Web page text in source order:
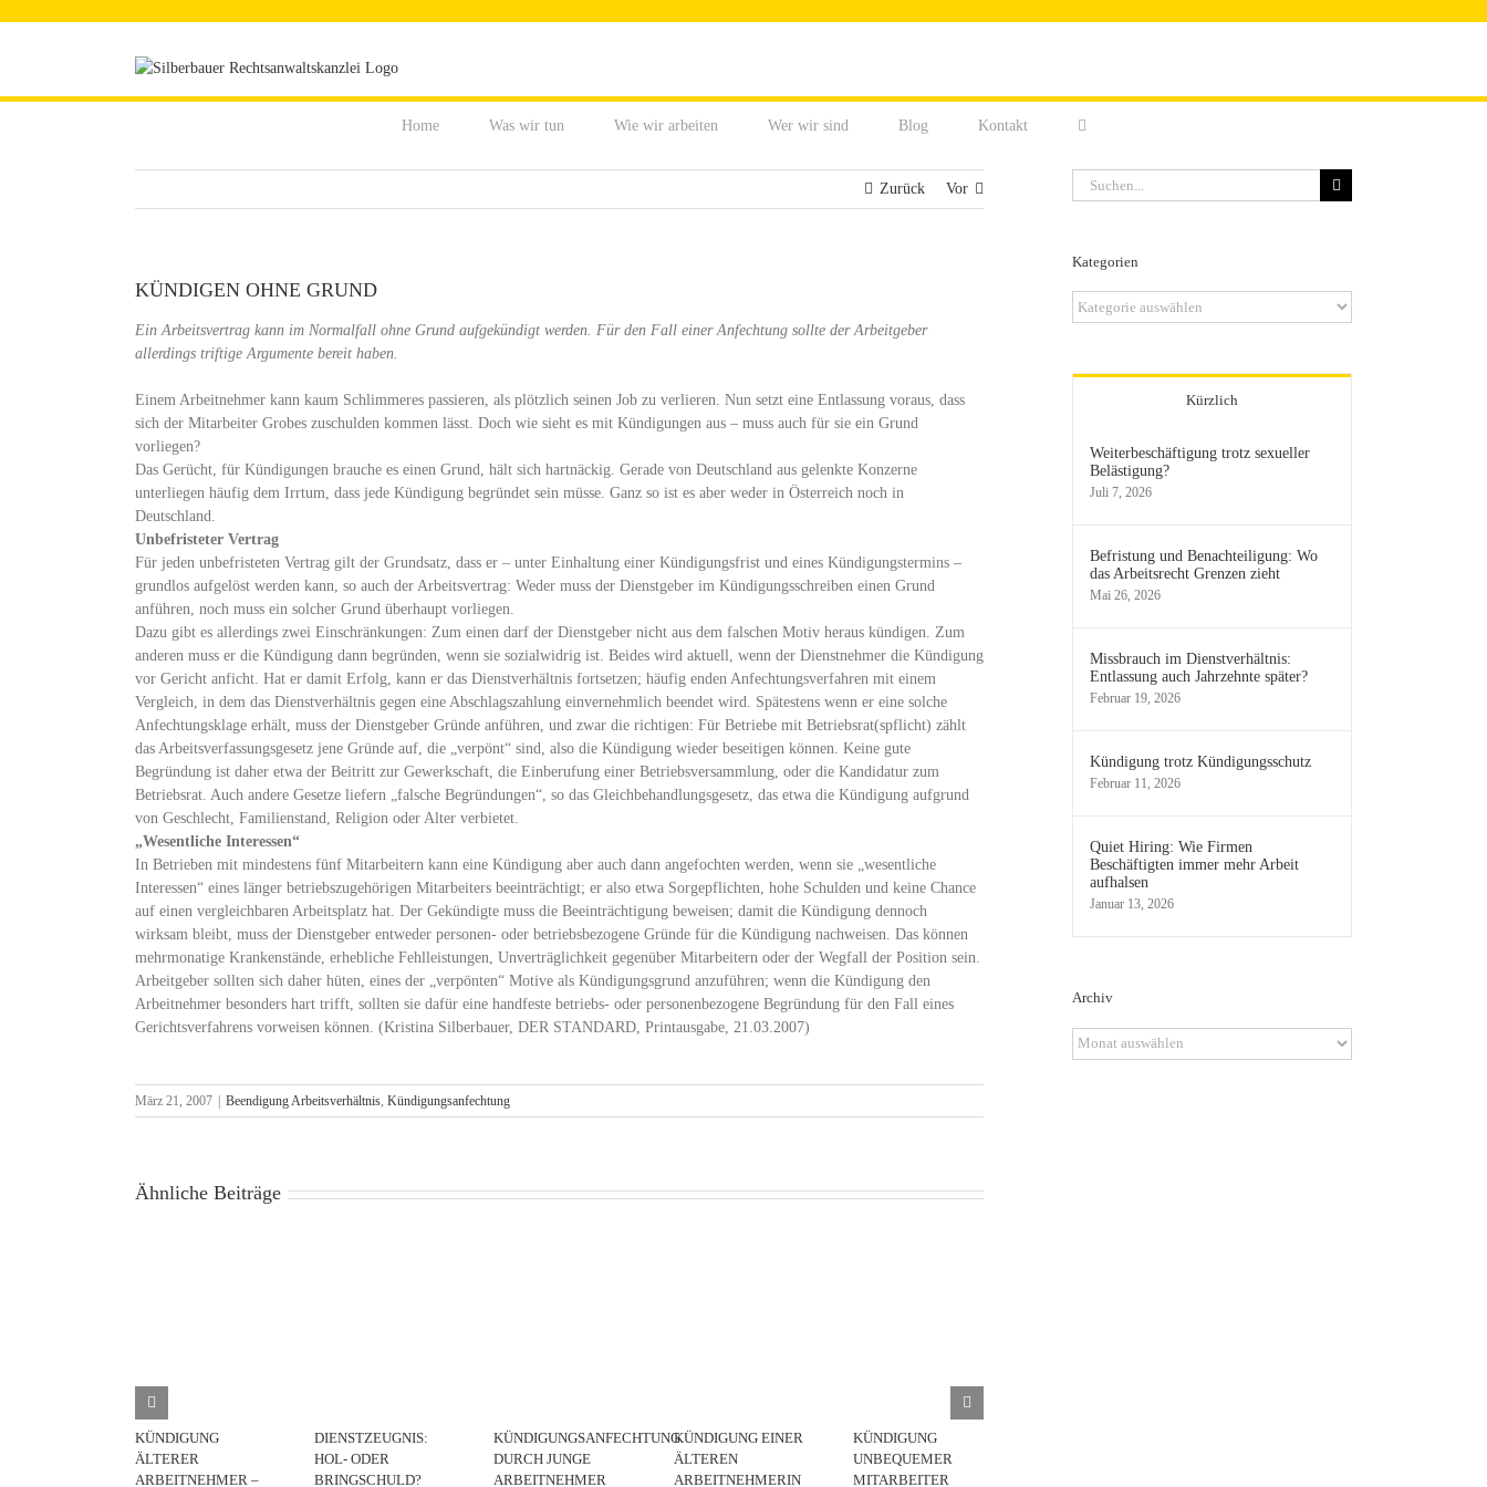
Home Was wir tun Wie wir arbeiten Wer wir sind Blog Kontakt
Zurück Vor
KÜNDIGEN OHNE GRUND
Ein Arbeitsvertrag kann im Normalfall ohne Grund aufgekündigt werden. Für den Fall einer Anfechtung sollte der Arbeitgeber
allerdings triftige Argumente bereit haben.
Einem Arbeitnehmer kann kaum Schlimmeres passieren, als plötzlich seinen Job zu verlieren. Nun setzt eine Entlassung voraus, dass
sich der Mitarbeiter Grobes zuschulden kommen lässt. Doch wie sieht es mit Kündigungen aus – muss auch für sie ein Grund
vorliegen?
Das Gerücht, für Kündigungen brauche es einen Grund, hält sich hartnäckig. Gerade von Deutschland aus gelenkte Konzerne
unterliegen häufig dem Irrtum, dass jede Kündigung begründet sein müsse. Ganz so ist es aber weder in Österreich noch in
Deutschland.
Unbefristeter Vertrag
Für jeden unbefristeten Vertrag gilt der Grundsatz, dass er – unter Einhaltung einer Kündigungsfrist und eines Kündigungstermins –
grundlos aufgelöst werden kann, so auch der Arbeitsvertrag: Weder muss der Dienstgeber im Kündigungsschreiben einen Grund
anführen, noch muss ein solcher Grund überhaupt vorliegen.
Dazu gibt es allerdings zwei Einschränkungen: Zum einen darf der Dienstgeber nicht aus dem falschen Motiv heraus kündigen. Zum
anderen muss er die Kündigung dann begründen, wenn sie sozialwidrig ist. Beides wird aktuell, wenn der Dienstnehmer die Kündigung
vor Gericht anficht. Hat er damit Erfolg, kann er das Dienstverhältnis fortsetzen; häufig enden Anfechtungsverfahren mit einem
Vergleich, in dem das Dienstverhältnis gegen eine Abschlagszahlung einvernehmlich beendet wird. Spätestens wenn er eine solche
Anfechtungsklage erhält, muss der Dienstgeber Gründe anführen, und zwar die richtigen: Für Betriebe mit Betriebsrat(spflicht) zählt
das Arbeitsverfassungsgesetz jene Gründe auf, die „verpönt“ sind, also die Kündigung wieder beseitigen können. Keine gute
Begründung ist daher etwa der Beitritt zur Gewerkschaft, die Einberufung einer Betriebsversammlung, oder die Kandidatur zum
Betriebsrat. Auch andere Gesetze liefern „falsche Begründungen“, so das Gleichbehandlungsgesetz, das etwa die Kündigung aufgrund
von Geschlecht, Familienstand, Religion oder Alter verbietet.
„Wesentliche Interessen“
In Betrieben mit mindestens fünf Mitarbeitern kann eine Kündigung aber auch dann angefochten werden, wenn sie „wesentliche
Interessen“ eines länger betriebszugehörigen Mitarbeiters beeinträchtigt; er also etwa Sorgepflichten, hohe Schulden und keine Chance
auf einen vergleichbaren Arbeitsplatz hat. Der Gekündigte muss die Beeinträchtigung beweisen; damit die Kündigung dennoch
wirksam bleibt, muss der Dienstgeber entweder personen- oder betriebsbezogene Gründe für die Kündigung nachweisen. Das können
mehrmonatige Krankenstände, erhebliche Fehlleistungen, Unverträglichkeit gegenüber Mitarbeitern oder der Wegfall der Position sein.
Arbeitgeber sollten sich daher hüten, eines der „verpönten“ Motive als Kündigungsgrund anzuführen; wenn die Kündigung den
Arbeitnehmer besonders hart trifft, sollten sie dafür eine handfeste betriebs- oder personenbezogene Begründung für den Fall eines
Gerichtsverfahrens vorweisen können. (Kristina Silberbauer, DER STANDARD, Printausgabe, 21.03.2007)
März 21, 2007 Beendigung Arbeitsverhältnis, Kündigungsanfechtung
Ähnliche Beiträge
KÜNDIGUNG
ÄLTERER
ARBEITNEHMER –
DIENSTZEUGNIS:
HOL- ODER
BRINGSCHULD?
KÜNDIGUNGSANFECHTUNG
DURCH JUNGE
ARBEITNEHMER
KÜNDIGUNG EINER
ÄLTEREN
ARBEITNEHMERIN
KÜNDIGUNG
UNBEQUEMER
MITARBEITER
Suche
nach:
Kategorien
Kategorien
Kürzlich
Weiterbeschäftigung trotz sexueller
Belästigung?
Juli 7, 2026
Befristung und Benachteiligung: Wo
das Arbeitsrecht Grenzen zieht
Mai 26, 2026
Missbrauch im Dienstverhältnis:
Entlassung auch Jahrzehnte später?
Februar 19, 2026
Kündigung trotz Kündigungsschutz
Februar 11, 2026
Quiet Hiring: Wie Firmen
Beschäftigten immer mehr Arbeit
aufhalsen
Januar 13, 2026
Archiv
Archiv